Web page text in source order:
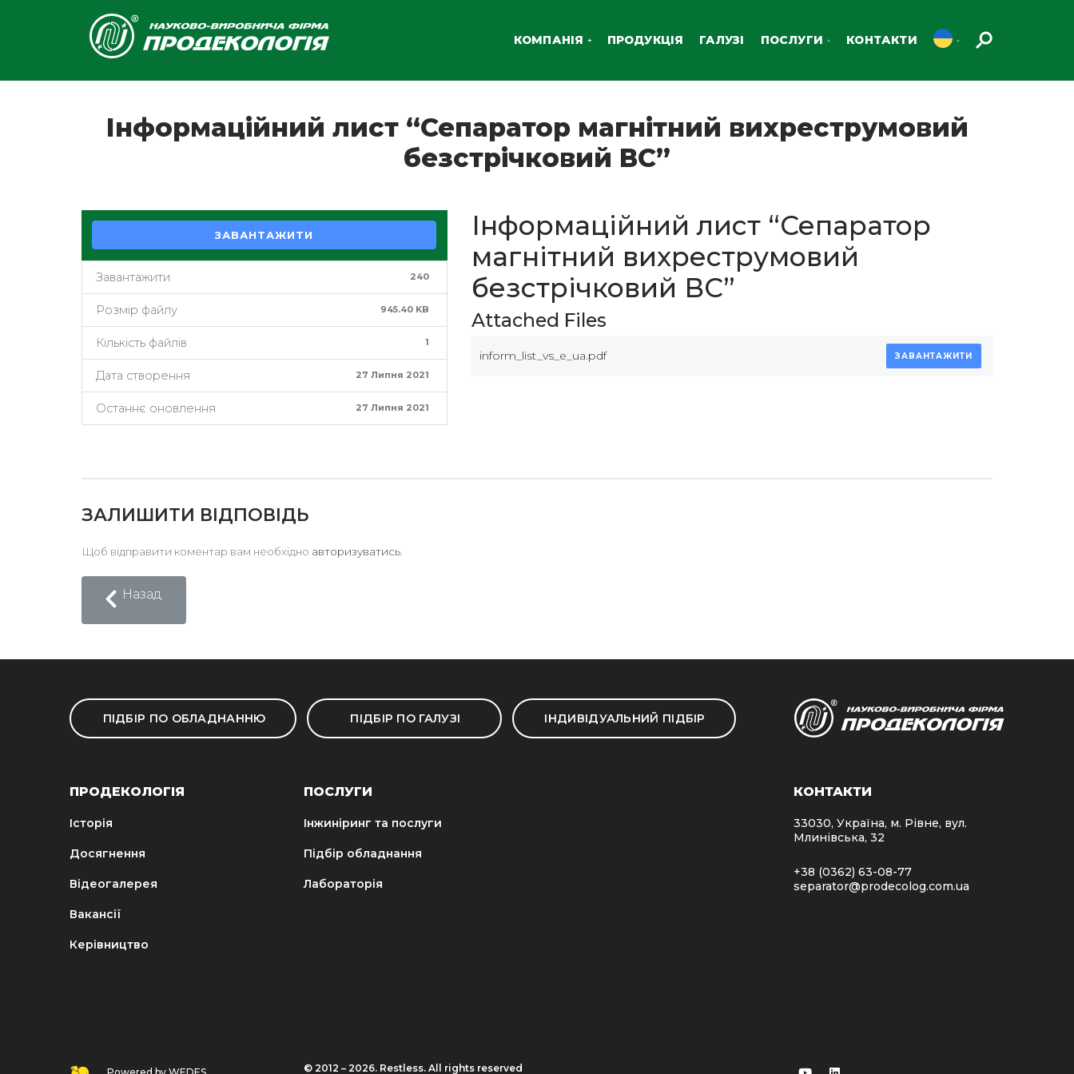
КОМПАНІЯ ПРОДУКЦІЯ ГАЛУЗІ ПОСЛУГИ КОНТАКТИ
Інформаційний лист “Сепаратор магнітний вихреструмовий
безстрічковий ВС”
ЗАВАНТАЖИТИ
Завантажити 240
Розмір файлу 945.40 KB
Кількість файлів 1
Дата створення 27 Липня 2021
Останнє оновлення 27 Липня 2021
Інформаційний лист “Сепаратор
магнітний вихреструмовий
безстрічковий ВС”
Attached Files
inform_list_vs_e_ua.pdf ЗАВАНТАЖИТИ
ЗАЛИШИТИ ВІДПОВІДЬ
Щоб відправити коментар вам необхідно авторизуватись
Назад
ПІДБІР ПО ОБЛАДНАННЮ ПІДБІР ПО ГАЛУЗІ ІНДИВІДУАЛЬНИЙ ПІДБІР
ПРОДЕКОЛОГІЯ
Історія
Досягнення
Відеогалерея
Вакансії
Керівництво
ПОСЛУГИ
Інжиніринг та послуги
Підбір обладнання
Лабораторія
КОНТАКТИ
33030, Україна, м. Рівне, вул.
Млинівська, 32
+38 (0362) 63-08-77
separator@prodecolog.com.ua
© 2012 – 2026. Restless. All rights reserved